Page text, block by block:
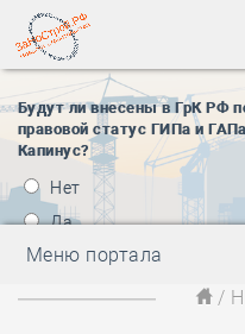
Будут ли внесены в ГрК РФ
правовой статус ГИПа и
Капинус?
Нет
Да
Меню портала
/